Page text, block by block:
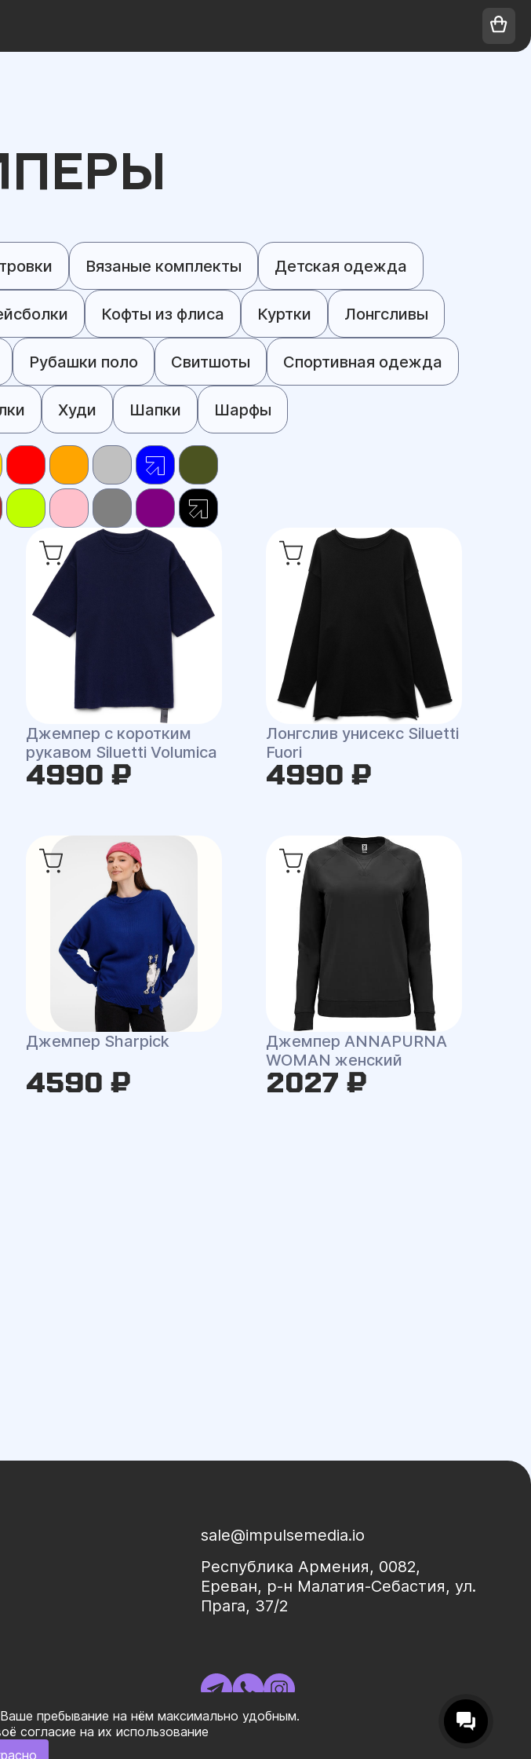
Вязаные комплекты Детская одежда
Кофты из флиса Куртки Лонгсливы
Рубашки поло Свитшоты Спортивная одежда
Худи Шапки Шарфы
Джемпер с коротким
рукавом Siluetti Volumica
4990 ₽
Лонгслив унисекс Siluetti
Fuori
4990 ₽
Джемпер Sharpick
4590 ₽
Джемпер ANNAPURNA
WOMAN женский
2027 ₽
sale@impulsemedia.io
Республика Армения, 0082,
Ереван, р-н Малатия-Себастия, ул.
Прага, 37/2
использования материалов
пребывание на нём максимально удобным.
согласие на их использование